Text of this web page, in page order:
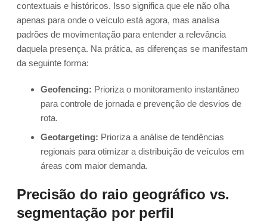
contextuais e históricos. Isso significa que ele não olha
apenas para onde o veículo está agora, mas analisa
padrões de movimentação para entender a relevância
daquela presença. Na prática, as diferenças se manifestam
da seguinte forma:
Geofencing: Prioriza o monitoramento instantâneo
para controle de jornada e prevenção de desvios de
rota.
Geotargeting: Prioriza a análise de tendências
regionais para otimizar a distribuição de veículos em
áreas com maior demanda.
Precisão do raio geográfico vs.
segmentação por perfil